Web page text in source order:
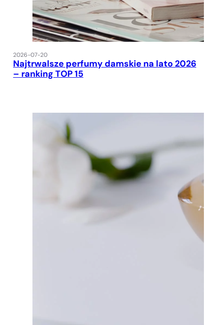
2026-07-20
Najtrwalsze perfumy damskie na lato 2026
– ranking TOP 15